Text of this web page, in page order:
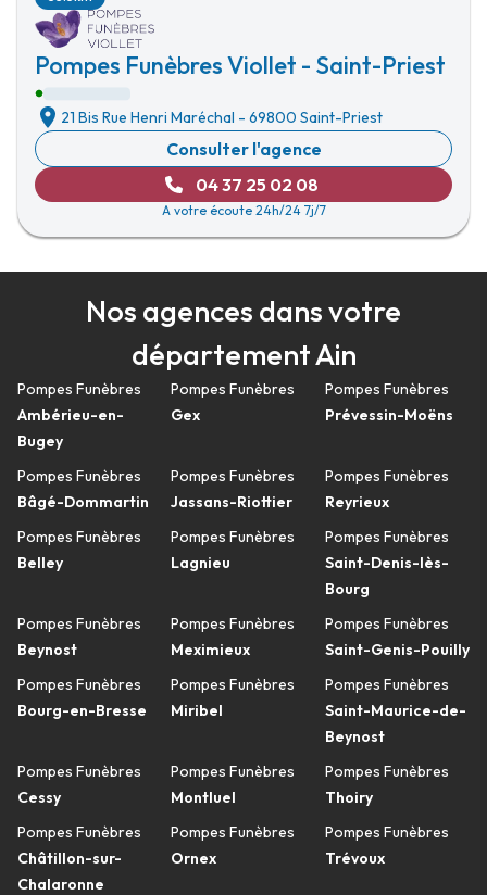
Pompes Funèbres Viollet - Saint-Priest
21 Bis Rue Henri Maréchal - 69800 Saint-Priest
Consulter l'agence
04 37 25 02 08
A votre écoute 24h/24 7j/7
Nos agences dans votre
département Ain
Pompes Funèbres
Ambérieu-en-
Bugey
Pompes Funèbres
Bâgé-Dommartin
Pompes Funèbres
Belley
Pompes Funèbres
Beynost
Pompes Funèbres
Bourg-en-Bresse
Pompes Funèbres
Cessy
Pompes Funèbres
Châtillon-sur-
Chalaronne
Pompes Funèbres
Gex
Pompes Funèbres
Jassans-Riottier
Pompes Funèbres
Lagnieu
Pompes Funèbres
Meximieux
Pompes Funèbres
Miribel
Pompes Funèbres
Montluel
Pompes Funèbres
Ornex
Pompes Funèbres
Prévessin-Moëns
Pompes Funèbres
Reyrieux
Pompes Funèbres
Saint-Denis-lès-
Bourg
Pompes Funèbres
Saint-Genis-Pouilly
Pompes Funèbres
Saint-Maurice-de-
Beynost
Pompes Funèbres
Thoiry
Pompes Funèbres
Trévoux